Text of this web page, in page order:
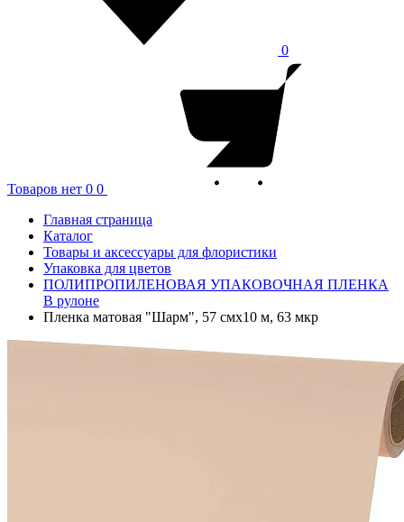
0
Товаров нет 0 0
Главная страница
Каталог
Товары и аксессуары для флористики
Упаковка для цветов
ПОЛИПРОПИЛЕНОВАЯ УПАКОВОЧНАЯ ПЛЕНКА
В рулоне
Пленка матовая "Шарм", 57 смx10 м, 63 мкр